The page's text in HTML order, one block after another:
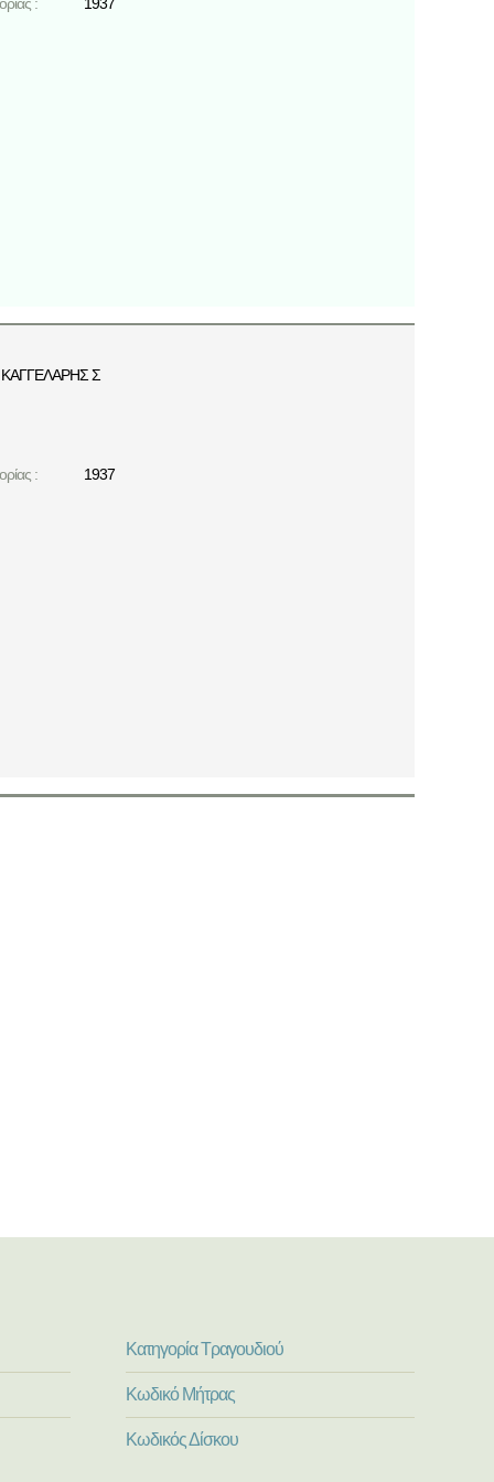
ΚΑΓΓΕΛΑΡΗΣ Σ
: 1937
Κατηγορία Τραγουδιού
Κωδικό Μήτρας
Κωδικός Δίσκου